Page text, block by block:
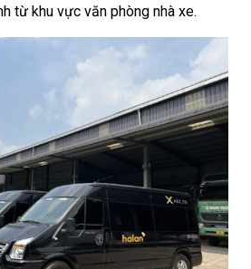
từ khu vực văn phòng nhà xe.